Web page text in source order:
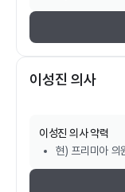
이성진 의사
이성진 의사 약력
현) 프리미아 의